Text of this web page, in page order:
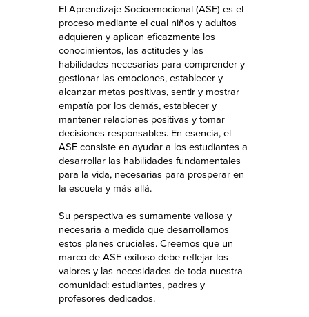
El Aprendizaje Socioemocional (ASE) es el
proceso mediante el cual niños y adultos
adquieren y aplican eficazmente los
conocimientos, las actitudes y las
habilidades necesarias para comprender y
gestionar las emociones, establecer y
alcanzar metas positivas, sentir y mostrar
empatía por los demás, establecer y
mantener relaciones positivas y tomar
decisiones responsables. En esencia, el
ASE consiste en ayudar a los estudiantes a
desarrollar las habilidades fundamentales
para la vida, necesarias para prosperar en
la escuela y más allá.
Su perspectiva es sumamente valiosa y
necesaria a medida que desarrollamos
estos planes cruciales. Creemos que un
marco de ASE exitoso debe reflejar los
valores y las necesidades de toda nuestra
comunidad: estudiantes, padres y
profesores dedicados.